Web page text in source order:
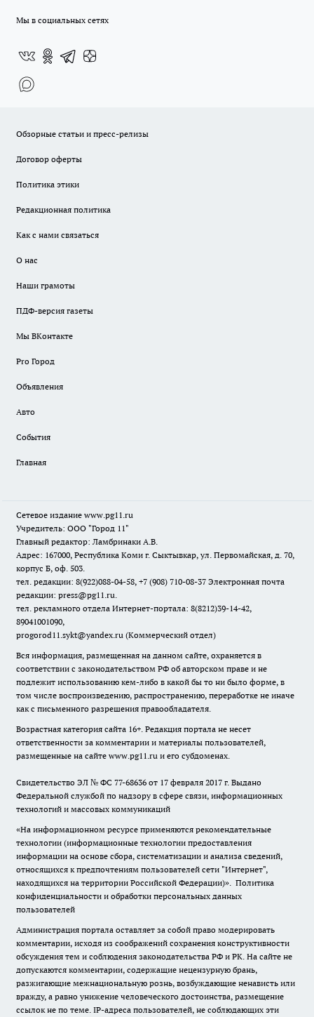
Мы в социальных сетях
Обзорные статьи и пресс-релизы
Договор оферты
Политика этики
Редакционная политика
Как с нами связаться
О нас
Наши грамоты
ПДФ-версия газеты
Мы ВКонтакте
Pro Город
Объявления
Авто
События
Главная
Сетевое издание www.pg11.ru
Учредитель: ООО "Город 11"
Главный редактор: Ламбринаки А.В.
Адрес: 167000, Республика Коми г. Сыктывкар, ул. Первомайская, д. 70,
корпус Б, оф. 503.
тел. редакции: 8(922)088-04-58, +7 (908) 710-08-37 Электронная почта
редакции: press@pg11.ru.
тел. рекламного отдела Интернет-портала: 8(8212)39-14-42,
89041001090,
progorod11.sykt@yandex.ru (Коммерческий отдел)
Вся информация, размещенная на данном сайте, охраняется в
соответствии с законодательством РФ об авторском праве и не
подлежит использованию кем-либо в какой бы то ни было форме, в
том числе воспроизведению, распространению, переработке не иначе
как с письменного разрешения правообладателя.
Возрастная категория сайта 16+. Редакция портала не несет
ответственности за комментарии и материалы пользователей,
размещенные на сайте www.pg11.ru и его субдоменах.
Свидетельство ЭЛ № ФС 77-68636 от 17 февраля 2017 г. Выдано
Федеральной службой по надзору в сфере связи, информационных
технологий и массовых коммуникаций
«На информационном ресурсе применяются рекомендательные
технологии (информационные технологии предоставления
информации на основе сбора, систематизации и анализа сведений,
относящихся к предпочтениям пользователей сети "Интернет",
находящихся на территории Российской Федерации)». Политика
конфиденциальности и обработки персональных данных
пользователей
Администрация портала оставляет за собой право модерировать
комментарии, исходя из соображений сохранения конструктивности
обсуждения тем и соблюдения законодательства РФ и РК. На сайте не
допускаются комментарии, содержащие нецензурную брань,
разжигающие межнациональную рознь, возбуждающие ненависть или
вражду, а равно унижение человеческого достоинства, размещение
ссылок не по теме. IP-адреса пользователей, не соблюдающих эти